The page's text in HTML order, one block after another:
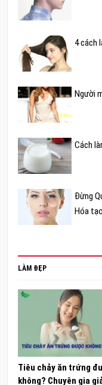
4 cách
Người
Cách
Đừng
Hóa
LÀM ĐẸP
Tiêu chảy ăn trứng
không? Chuyên gia